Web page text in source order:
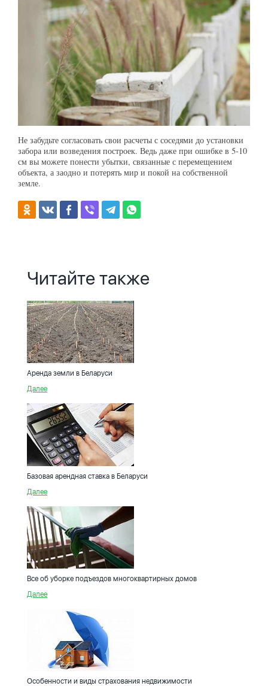
Не забудьте согласовать свои расчеты с соседями до установки
забора или возведения построек. Ведь даже при ошибке в 5-10
см вы можете понести убытки, связанные с перемещением
объекта, а заодно и потерять мир и покой на собственной
земле.
Читайте также
Аренда земли в Беларуси
Далее
Базовая арендная ставка в Беларуси
Далее
Все об уборке подъездов многоквартирных домов
Далее
Особенности и виды страхования недвижимости